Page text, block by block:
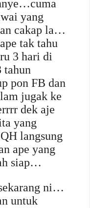
yang
cakap la…
tak tahu
3 hari di
tahun
pon FB dan
jugak ke
dek aje
yang
langsung
ape yang
siap…
ni…
untuk